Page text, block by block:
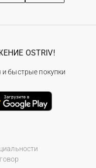
OSTRIV!
быстрые покупки